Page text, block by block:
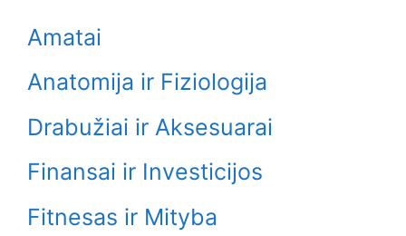
Amatai
Anatomija ir Fiziologija
Drabužiai ir Aksesuarai
Finansai ir Investicijos
Fitnesas ir Mityba